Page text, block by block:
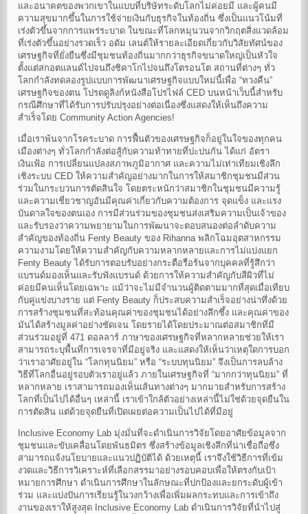
และอนาคตของพวกเขาในแบบที่บริษัทระดับโลกไม่ค่อยมี และผู้คนมี
ความสุขมากขึ้นในการใช้จ่ายเงินกับธุรกิจในท้องถิ่น ซึ่งเป็นแนวโน้มที่
เร่งตัวขึ้นจากการแพร่ระบาด ในขณะที่โลกหมุนวนจากวิกฤตสิ่งแวดล้อม
ที่เร่งตัวขึ้นอย่างรวดเร็ว อดัม เลนต์ให้รายละเอียดเกี่ยวกับวิสัยทัศน์ของ
เศรษฐกิจที่ยั่งยืนซึ่งมีชุมชนท้องถิ่นมากกว่าธุรกิจขนาดใหญ่เป็นหัวใจ
ตั้งแต่สกอตแลนด์ไปจนถึงชิคาโกไปจนถึงโตรอนโต สถานที่ต่างๆ ทั่ว
โลกกำลังทดลองรูปแบบการพัฒนาเศรษฐกิจแบบใหม่นี้เพื่อ “ทวงคืน”
เศรษฐกิจของตน โปรดดูลิงก์หนังสือโปรไฟล์ CED บนหน้าเว็บนี้สำหรับ
กรณีศึกษาที่ได้รับการปรับปรุงอย่างต่อเนื่องซึ่งแสดงให้เห็นถึงความ
สำเร็จโดย Community Action Agencies!
เมื่อเราพ้นจากโรคระบาด การฟื้นตัวของเศรษฐกิจก็อยู่ในใจของทุกคน
เมืองต่างๆ ทั่วโลกกำลังต่อสู้กับความท้าทายที่ปะปนกัน ได้แก่ อัตรา
เงินเฟ้อ การเปลี่ยนแปลงสภาพภูมิอากาศ และความไม่เท่าเทียมเชิงลึก
เชิงระบบ CED ให้ความสำคัญอย่างมากในการให้สมาชิกชุมชนมีส่วน
ร่วมในกระบวนการตัดสินใจ โดยตระหนักว่าสมาชิกในชุมชนมีความรู้
และความเชี่ยวชาญอันมีคุณค่าเกี่ยวกับความต้องการ จุดแข็ง และแรง
บันดาลใจของตนเอง การมีส่วนร่วมของชุมชนส่งเสริมความเป็นเจ้าของ
และรับรองว่าความพยายามในการพัฒนาจะตอบสนองต่อลำดับความ
สำคัญของท้องถิ่น Fenty Beauty ของ Rihanna พลิกโฉมอุตสาหกรรม
ความงามโดยให้ความสำคัญกับความหลากหลายและการไม่แบ่งแยก
Fenty Beauty ได้รับการตอบรับอย่างกระตือรือร้นจากบุคคลที่รู้สึกว่า
แบรนด์มองเห็นและรับฟังแบรนด์ ด้วยการให้ความสำคัญกับสีผิวที่ไม่
ค่อยมีคนเห็นโดยเฉพาะ แม้ว่าจะไม่มีจำนวนผู้ติดตามมากที่สุดเมื่อเทียบ
กับคู่แข่งบางราย แต่ Fenty Beauty ก็ประสบความสำเร็จอย่างน่าทึ่งด้วย
การสร้างชุมชนที่สะท้อนคุณค่าของชุมชนได้อย่างลึกซึ้ง และคุณค่าของ
มันได้สร้างมูลค่าอย่างชัดเจน โดยรายได้โดยประมาณต่อสมาชิกที่มี
ส่วนร่วมอยู่ที่ 471 ดอลลาร์ ภาษาของเศรษฐกิจที่หลากหลายช่วยให้เรา
สามารถระบุพื้นที่การเจรจาที่มีอยู่จริง และแสดงให้เห็นว่าเหตุใดการบอก
ว่าเราอาศัยอยู่ใน “โลกทุนนิยม” หรือ “ระบบทุนนิยม” จึงเป็นการลบล้าง
วิธีที่โลกอื่นอยู่รอบตัวเราอยู่แล้ว ภายในเศรษฐกิจที่ “มากกว่าทุนนิยม” ที่
หลากหลาย เราสามารถมองเห็นเส้นทางต่างๆ มากมายสำหรับการสร้าง
โลกที่เป็นไปได้อื่นๆ เหล่านี้ เราเข้าใกล้ตัวอย่างเหล่านี้ไม่ใช่ด้วยจุดยืนใน
การตัดสิน แต่ด้วยจุดยืนที่เปิดเผยต่อความเป็นไปได้ที่มีอยู่
Inclusive Economy Lab มุ่งมั่นที่จะดำเนินการวิจัยโดยอาศัยข้อมูลจาก
ชุมชนและขับเคลื่อนโดยพันธมิตร ซึ่งสร้างข้อมูลเชิงลึกที่น่าเชื่อถือซึ่ง
สามารถแจ้งนโยบายและแนวปฏิบัติได้ ด้วยเหตุนี้ เราจึงใช้วิธีการที่เข้ม
งวดและวิธีการวิเคราะห์ที่เลือกสรรมาอย่างรอบคอบเพื่อให้ตรงกับเป้า
หมายการศึกษา ดำเนินการศึกษาในลักษณะที่ปกป้องและยกระดับผู้เข้า
ร่วม และแบ่งปันการเรียนรู้ในวงกว้างเพื่อเพิ่มผลกระทบและการเข้าถึง
งานของเราให้สูงสุด Inclusive Economy Lab ดำเนินการวิจัยที่นำไปสู่